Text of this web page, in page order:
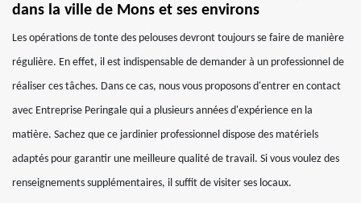
dans la ville de Mons et ses environs
Les opérations de tonte des pelouses devront toujours se faire de manière
régulière. En effet, il est indispensable de demander à un professionnel de
réaliser ces tâches. Dans ce cas, nous vous proposons d'entrer en contact
avec Entreprise Peringale qui a plusieurs années d'expérience en la
matière. Sachez que ce jardinier professionnel dispose des matériels
adaptés pour garantir une meilleure qualité de travail. Si vous voulez des
renseignements supplémentaires, il suffit de visiter ses locaux.